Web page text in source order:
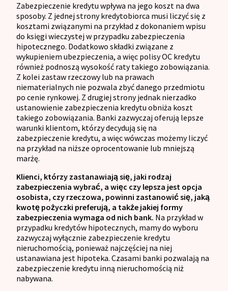
Zabezpieczenie kredytu wpływa na jego koszt na dwa
sposoby. Z jednej strony kredytobiorca musi liczyć się z
kosztami związanymi na przykład z dokonaniem wpisu
do księgi wieczystej w przypadku zabezpieczenia
hipotecznego. Dodatkowo składki związane z
wykupieniem ubezpieczenia, a więc polisy OC kredytu
również podnoszą wysokość raty takiego zobowiązania.
Z kolei zastaw rzeczowy lub na prawach
niematerialnych nie pozwala zbyć danego przedmiotu
po cenie rynkowej. Z drugiej strony jednak nierzadko
ustanowienie zabezpieczenia kredytu obniża koszt
takiego zobowiązania. Banki zazwyczaj oferują lepsze
warunki klientom, którzy decydują się na
zabezpieczenie kredytu, a więc wówczas możemy liczyć
na przykład na niższe oprocentowanie lub mniejszą
marżę.
Klienci, którzy zastanawiają się, jaki rodzaj
zabezpieczenia wybrać, a więc czy lepsza jest opcja
osobista, czy rzeczowa, powinni zastanowić się, jaką
kwotę pożyczki preferują, a także jakiej formy
zabezpieczenia wymaga od nich bank. Na przykład w
przypadku kredytów hipotecznych, mamy do wyboru
zazwyczaj wyłącznie zabezpieczenie kredytu
nieruchomością, ponieważ najczęściej na niej
ustanawiana jest hipoteka. Czasami banki pozwalają na
zabezpieczenie kredytu inną nieruchomością niż
nabywana.